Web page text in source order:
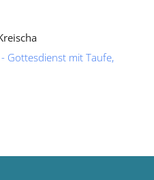
Gottesdienst mit Taufe,